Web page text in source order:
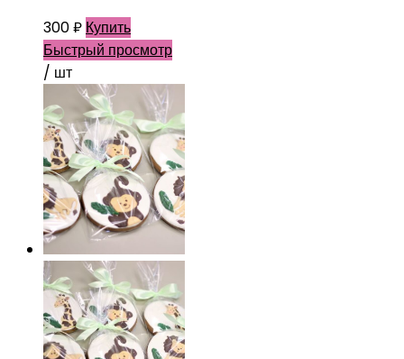
300₽ Купить
Быстрый просмотр
/ шт